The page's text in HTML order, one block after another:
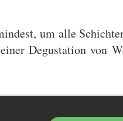
um alle
Degustation von